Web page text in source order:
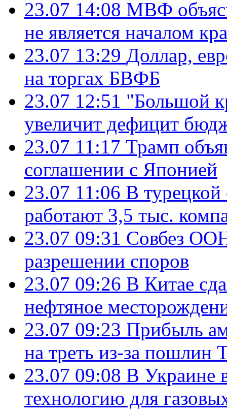
23.07 14:08 МВФ
не является началом
23.07 13:29 Доллар,
на торгах БВФБ
23.07 12:51 "Большой
увеличит дефицит
23.07 11:17 Трамп
соглашении с Японией
23.07 11:06 В
работают 3,5 тыс.
23.07 09:31 Совбез
разрешении споров
23.07 09:26 В Китае
нефтяное
23.07 09:23 Прибыль
на треть из-за пошлин
23.07 09:08 В Украине
технологию для